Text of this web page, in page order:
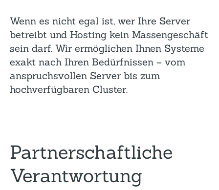
Wenn es nicht egal ist, wer Ihre Server
betreibt und Hosting kein Massengeschäft
sein darf. Wir ermöglichen Ihnen Systeme
exakt nach Ihren Bedürfnissen – vom
anspruchsvollen Server bis zum
hochverfügbaren Cluster.
Partnerschaftliche
Verantwortung